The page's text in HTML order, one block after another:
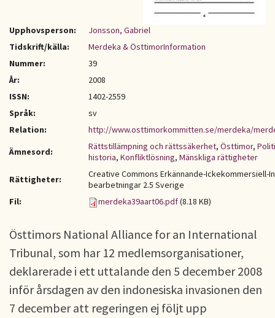
Upphovsperson:
Jonsson, Gabriel
Tidskrift/källa:
Merdeka & ÖsttimorInformation
Nummer:
39
År:
2008
ISSN:
1402-2559
Språk:
sv
Relation:
http://www.osttimorkommitten.se/merdeka/
Ämnesord:
Rättstillämpning och rättssäkerhet, Östtimor,
historia, Konfliktlösning, Mänskliga rättigheter
Rättigheter:
Creative Commons Erkännande-Ickekommersiell-
bearbetningar 2.5 Sverige
Fil:
merdeka39aart06.pdf(8.18 KB)
Östtimors National Alliance for an International
Tribunal, som har 12 medlemsorganisationer,
deklarerade i ett uttalande den 5 december 2008
inför årsdagen av den indonesiska invasionen den
7 december att regeringen ej följt upp